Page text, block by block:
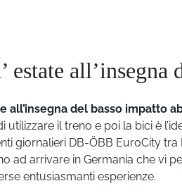
estate all’insegna
all’insegna del basso impatto
il treno e poi la bici è
giornalieri DB-ÖBB EuroCity tra
ad arrivare in Germania che vi
entusiasmanti esperienze.